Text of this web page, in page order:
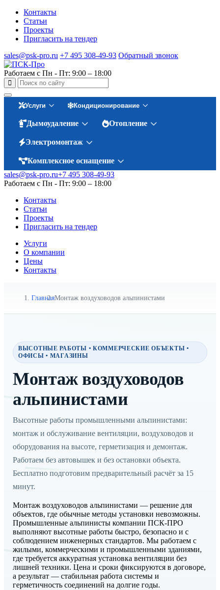
Контакты
Статьи
Проекты
Пригласить на тендер
sales@psk-pro.ru +7 495 308-49-93 Обратный звонок
Работаем с Пн - Пт: 9:00 – 18:00
Услуги Кондиционирование
Дымоудаление Отопление
Электромонтаж
Комплексное оснащение
sales@psk-pro.ru+7 495 308-49-93
Работаем с Пн - Пт: 9:00 – 18:00
Контакты
Статьи
Проекты
Пригласить на тендер
Услуги
О компании
Цены
Контакты
ГлавнаяМонтаж воздуховодов альпинистами
ВЫСОТНЫЕ РАБОТЫ • КОММЕРЧЕСКИЕ ОБЪЕКТЫ •
ОФИСЫ • МАГАЗИНЫ
Монтаж воздуховодов
альпинистами
Высотные работы промышленными альпинистами:
монтаж и обслуживание вентиляции, воздуховодов и
оборудования на высоте, герметизация и демонтаж.
Работаем без автовышек и без остановки объекта.
Бесплатно подготовим предварительный расчёт за 15
минут.
Монтаж воздуховодов альпинистами — решение для
объектов, где обычные методы установки невозможны.
Промышленные альпинисты компании ПСК-ПРО
выполняют высотные работы быстро, безопасно и с
соблюдением инженерных стандартов. Мы работаем с
жилыми, коммерческими и промышленными зданиями,
где требуется аккуратная установка вентиляции без
лишней техники. Цена и сроки фиксируются в договоре,
а результат — стабильная работа системы и
герметичность соединений на долгие годы.